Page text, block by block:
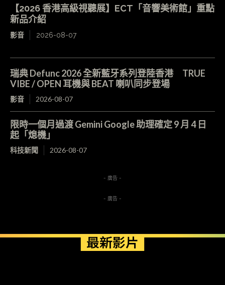
【2026 香港高級視聽展】ECT「音響美術館」重點
新品介紹
影音 2026-08-07
瑞典 Defunc 2026 全新藍牙系列登陸香港 TRUE
VIBE / OPEN 耳機與 BEAT 喇叭同步登場
影音 2026-08-07
限時一個月過渡 Gemini Google 助理確定 9 月 4 日
起「熄機」
科技新聞 2026-08-07
- 廣告 -
- 廣告 -
最新影片